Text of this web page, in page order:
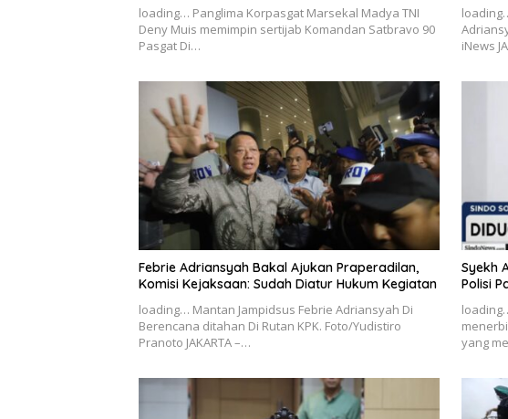
loading… Panglima Korpasgat Marsekal Madya TNI
Deny Muis memimpin sertijab Komandan Satbravo 90
Pasgat Di…
iNews
Febrie Adriansyah Bakal Ajukan Praperadilan,
Komisi Kejaksaan: Sudah Diatur Hukum Kegiatan
loading… Mantan Jampidsus Febrie Adriansyah Di
Berencana ditahan Di Rutan KPK. Foto/Yudistiro
Pranoto JAKARTA –…
Syekh
Polisi
yang